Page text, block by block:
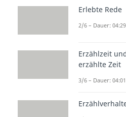
seine Arbeit
Erlebte Rede
2/6 – Dauer: 04:29
Erzählzeit
erzählte Zeit
3/6 – Dauer: 04:01